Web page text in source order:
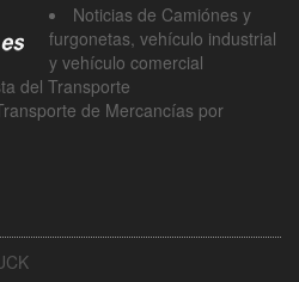
Noticias de Camiónes y
furgonetas, vehículo industrial
y vehículo comercial
del Transporte
de Mercancías por